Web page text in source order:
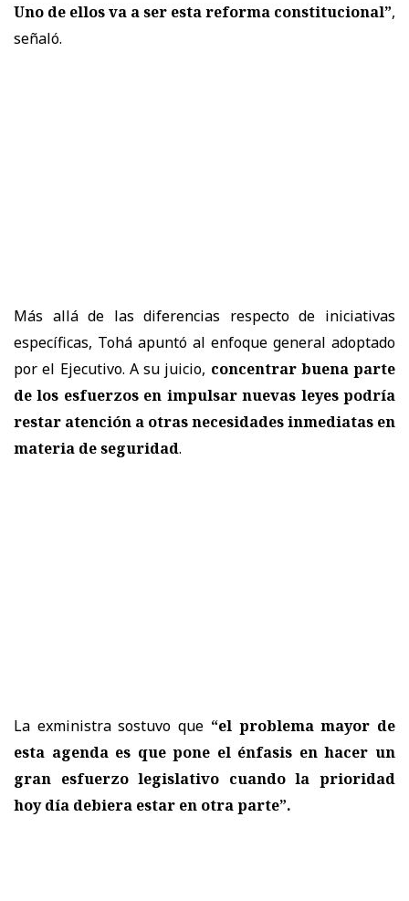
Uno de ellos va a ser esta reforma constitucional”,
señaló.
Más allá de las diferencias respecto de iniciativas
específicas, Tohá apuntó al enfoque general adoptado
por el Ejecutivo. A su juicio, concentrar buena parte
de los esfuerzos en impulsar nuevas leyes podría
restar atención a otras necesidades inmediatas en
materia de seguridad.
La exministra sostuvo que “el problema mayor de
esta agenda es que pone el énfasis en hacer un
gran esfuerzo legislativo cuando la prioridad
hoy día debiera estar en otra parte”.